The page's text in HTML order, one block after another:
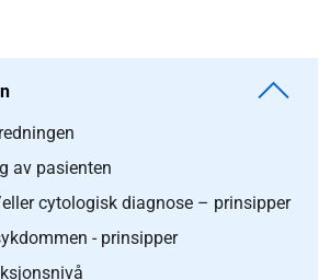
av pasienten
cytologisk diagnose – prinsipper
- prinsipper